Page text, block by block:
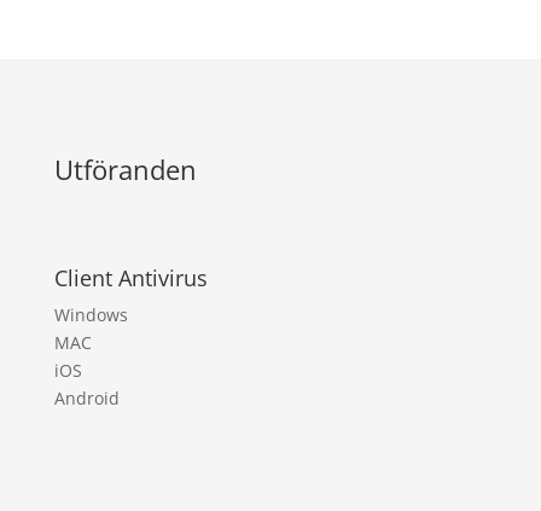
Utföranden
Client Antivirus
Windows
MAC
iOS
Android